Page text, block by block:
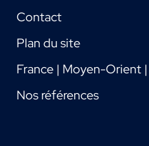
Contact
Plan du site
France | Moyen-Orient
Nos références